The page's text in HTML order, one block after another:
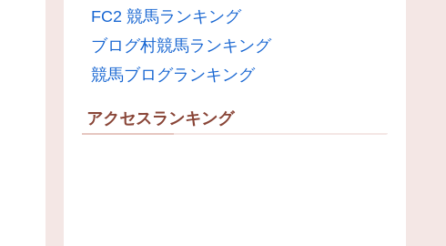
FC2 競馬ランキング
ブログ村競馬ランキング
競馬ブログランキング
アクセスランキング